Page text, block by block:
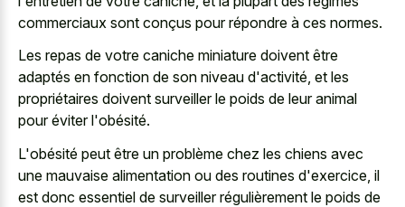
commerciaux sont conçus pour répondre à ces normes.
Les repas de votre caniche miniature doivent être
adaptés en fonction de son niveau d'activité, et les
propriétaires doivent surveiller le poids de leur animal
pour éviter l'obésité.
L'obésité peut être un problème chez les chiens avec
une mauvaise alimentation ou des routines d'exercice, il
est donc essentiel de surveiller régulièrement le poids de